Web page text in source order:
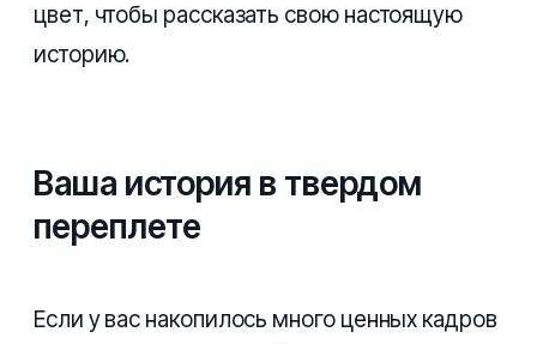
цвет, чтобы рассказать свою настоящую
историю.
Ваша история в твердом
переплете
Если у вас накопилось много ценных кадров